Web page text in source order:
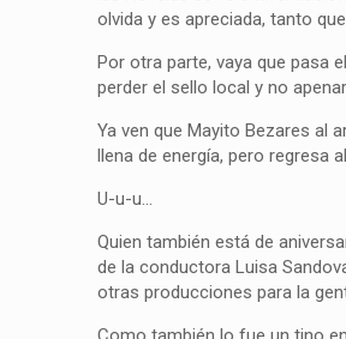
olvida y es apreciada, tanto
Por otra parte, vaya que pasa
perder el sello local y no
Ya ven que Mayito Bezares al
llena de energía, pero regresa
U-u-u…
Quien también está de
de la conductora Luisa
otras producciones para la